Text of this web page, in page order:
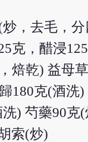
，去毛，
克，醋浸
焙乾) 益母
180克(酒洗)
) 芍藥90克
索(炒)